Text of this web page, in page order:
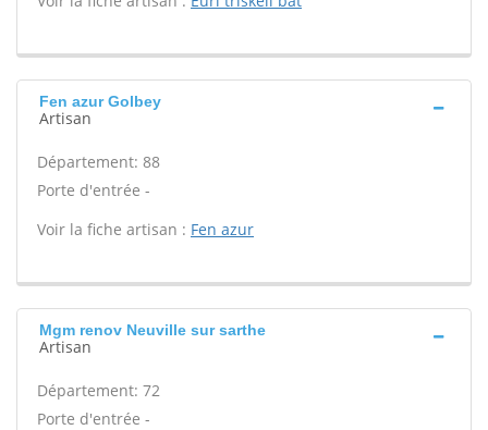
Fen azur Golbey
Artisan
Département: 88
Porte d'entrée -
Voir la fiche artisan : Fen azur
Mgm renov Neuville sur sarthe
Artisan
Département: 72
Porte d'entrée -